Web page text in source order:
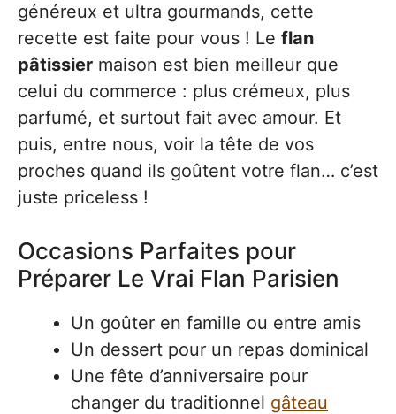
généreux et ultra gourmands, cette
recette est faite pour vous ! Le flan
pâtissier maison est bien meilleur que
celui du commerce : plus crémeux, plus
parfumé, et surtout fait avec amour. Et
puis, entre nous, voir la tête de vos
proches quand ils goûtent votre flan… c’est
juste priceless !
Occasions Parfaites pour
Préparer Le Vrai Flan Parisien
Un goûter en famille ou entre amis
Un dessert pour un repas dominical
Une fête d’anniversaire pour
changer du traditionnel gâteau